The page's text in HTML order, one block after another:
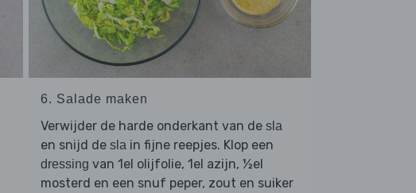
6. Salade maken
Verwijder de harde onderkant van de sla
en snijd de sla in fijne reepjes. Klop een
dressing van 1el olijfolie, 1el azijn, ½el
mosterd en een snuf peper, zout en suiker